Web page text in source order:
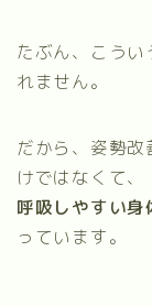
たぶん、こう
れません。
だから、姿勢
けではなくて、
呼吸しやすい身
っています。